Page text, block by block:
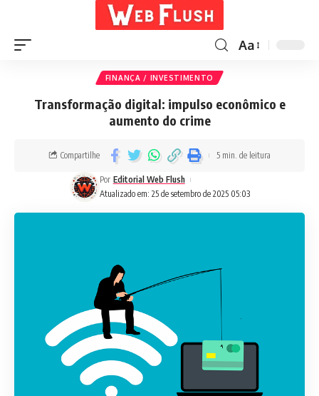
Aa
FINANÇA / INVESTIMENTO
Transformação digital: impulso econômico e
aumento do crime
Atualizado em: 25 de setembro de 2025 05:03
Por Editorial Web Flush
Compartilhe 5 min. de leitura